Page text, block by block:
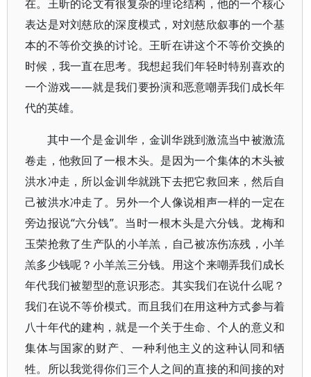
在。王昕的论文有很复杂的理论结构，他的一个核心
表达是对刘慈欣的深度模式，对刘慈欣叙事的一个基
本的不等价交换的讨论。王昕在讲这个不等价交换的
时候，我一直在思考。我想起我们年轻时特别喜欢的
一个游戏——就是我们要扮演和恶意嘲弄我们成长年
代的英雄。
其中一个是金训华，金训华跳到激流当中被激流
卷走，他救回了一根木头。是因为一个集体的木头被
洪水冲走，所以金训华就跳下去把它救回来，然后自
己被洪水冲走了。另外一个人像说相声一样的一定在
旁边报说“六分钱”。当时一根木头是六分钱。龙梅和
玉荣抢救了生产队的小羊羔，自己被冻伤冻残，小羊
羔多少钱呢？小羊羔三分钱。用这个来嘲弄我们成长
年代我们被塑型的意识形态。其实我们在说什么呢？
我们在说不等价模式。而且我们在用这种方式参与着
八十年代的建构，就是一个关于生命、个人的意义和
集体与国家的财产、一种利他主义的这种认同和牺
牲。所以我觉得你们三个人之间的直接的和间接的对